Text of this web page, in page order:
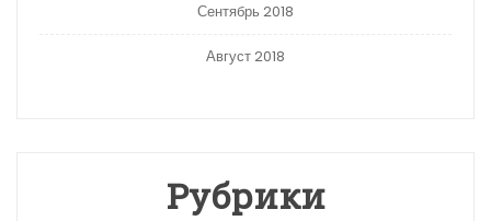
Сентябрь 2018
Август 2018
Рубрики